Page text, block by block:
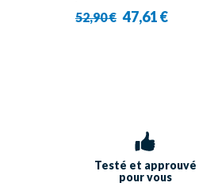
52,90 € 47,61 €
Testé et approuvé
pour vous